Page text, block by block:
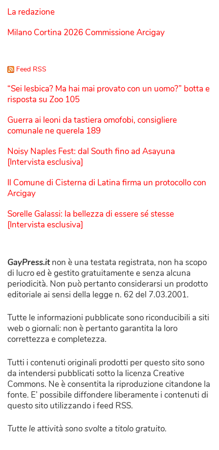
La redazione
Milano Cortina 2026 Commissione Arcigay
Feed RSS
“Sei lesbica? Ma hai mai provato con un uomo?” botta e
risposta su Zoo 105
Guerra ai leoni da tastiera omofobi, consigliere
comunale ne querela 189
Noisy Naples Fest: dal South fino ad Asayuna
[Intervista esclusiva]
Il Comune di Cisterna di Latina firma un protocollo con
Arcigay
Sorelle Galassi: la bellezza di essere sé stesse
[Intervista esclusiva]
GayPress.itnon è una testata registrata, non ha scopo
di lucro ed è gestito gratuitamente e senza alcuna
periodicità. Non può pertanto considerarsi un prodotto
editoriale ai sensi della legge n. 62 del 7.03.2001.
Tutte le informazioni pubblicate sono riconducibili a siti
web o giornali: non è pertanto garantita la loro
correttezza e completezza.
Tutti i contenuti originali prodotti per questo sito sono
da intendersi pubblicati sotto la licenza Creative
Commons. Ne è consentita la riproduzione citandone la
fonte. E’ possibile diffondere liberamente i contenuti di
questo sito utilizzando i feed RSS.
Tutte le attività sono svolte a titolo gratuito.